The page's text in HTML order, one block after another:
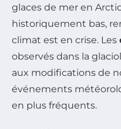
glaces de mer en
historiquement bas,
climat est en crise. Les
observés dans la
aux modifications de
événements
en plus fréquents.